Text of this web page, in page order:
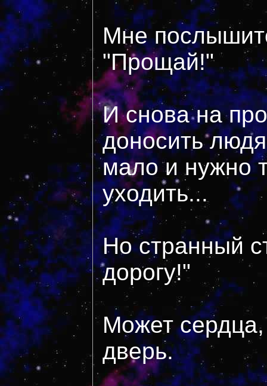
Мне
"Прощай!"
И снова на
доносить
мало и нужно
уходить...
Но странный
дорогу!"
Может
дверь.